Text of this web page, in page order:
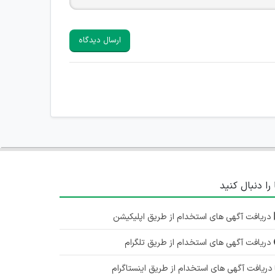
ارسال دیدگاه
را دنبال کنید
دریافت آگهی های استخدام از طریق اپلیکیشن
دریافت آگهی های استخدام از طریق تلگرام
دریافت آگهی های استخدام از طریق اینستاگرام